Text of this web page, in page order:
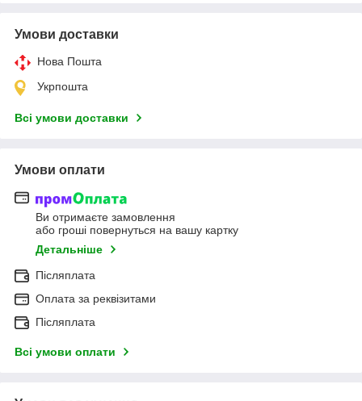
Умови доставки
Нова Пошта
Укрпошта
Всі умови доставки
Умови оплати
Ви отримаєте замовлення
або гроші повернуться на вашу картку
Детальніше
Післяплата
Оплата за реквізитами
Післяплата
Всі умови оплати